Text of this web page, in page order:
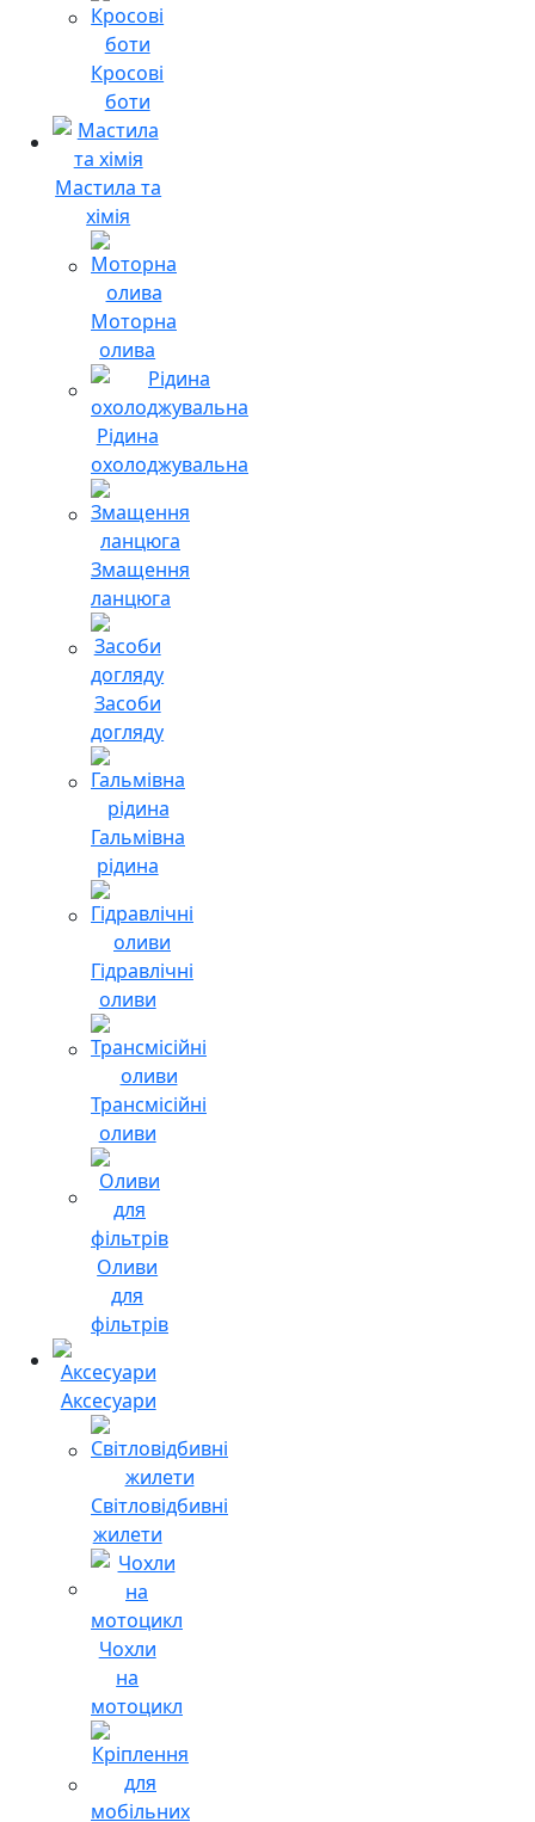
Кросові
боти
Мастила та
хімія
Моторна
олива
Рідина
охолоджувальна
Змащення
ланцюга
Засоби
догляду
Гальмівна
рідина
Гідравлічні
оливи
Трансмісійні
оливи
Оливи
для
фільтрів
Аксесуари
Світловідбивні
жилети
Чохли
на
мотоцикл